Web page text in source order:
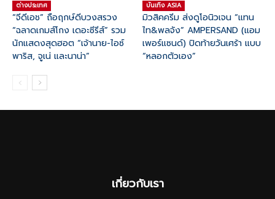
ต่างประเทศ
“จีดีเอช” ถือฤกษ์ดีบวงสรวง
“ฉลาดเกมส์โกง เดอะซีรีส์” รวม
นักแสดงสุดฮอต “เจ้านาย-ไอซ์
พาริส, จูเน่ และนาน่า”
บันเทิง ASIA
มิวสิคครีม ส่งดูโอนิวเจน “แทน
ไท&พลจัง” AMPERSAND (แอม
เพอร์แซนด์) ปิดท้ายวันเศร้า แบบ
“หลอกตัวเอง”
เกี่ยวกับเรา